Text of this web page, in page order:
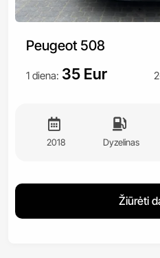
Peugeot 508
1 diena: 35 Eur
2018 Dyzelinas
Žiūrėti